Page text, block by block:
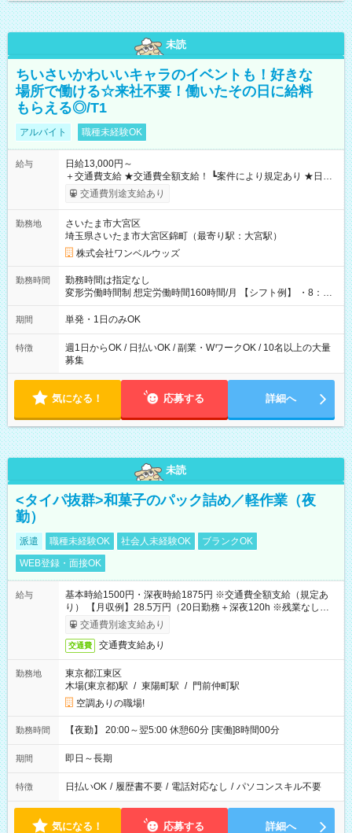
未読
ちいさいかわいいキャラのイベントも！好きな
場所で働ける☆来社不要！働いたその日に給料
もらえる◎/T1
アルバイト 職種未経験OK
給与
日給13,000円～
＋交通費支給 ★交通費全額支給！ ┗案件により規定あり ★日払
いOK！（規定あり） ┗働いたその日に現金GET♪ お仕事後はコ
ンビニATMから 日払い分を引き落とせます！ 【試用期間】試
交通費別途支給あり
勤務地
さいたま市大宮区
埼玉県さいたま市大宮区錦町（最寄り駅：大宮駅）
株式会社ワンベルウッズ
勤務時間
勤務時間は指定なし
変形労働時間制 想定労働時間160時間/月 【シフト例】 ・8：00
～21：00
期間 単発・1日のみOK
特徴
週1日からOK / 日払いOK / 副業・WワークOK / 10名以上の大量
募集
気になる！ 応募する 詳細へ
未読
<タイパ抜群>和菓子のパック詰め／軽作業（夜
勤）
派遣 職種未経験OK 社会人未経験OK
ブランクOK
WEB登録・面接OK
給与
基本時給1500円・深夜時給1875円 ※交通費全額支給（規定あ
り） 【月収例】28.5万円（20日勤務＋深夜120h ※残業なしの場
合）交通費別途支給あり
交通費 交通費支給あり
勤務地
東京都江東区
木場(東京都)駅 / 東陽町駅 / 門前仲町駅
空調ありの職場!
勤務時間 【夜勤】 20:00～翌5:00 休憩60分 [実働]8時間00分
期間 即日～長期
特徴 日払いOK / 履歴書不要 / 電話対応なし / パソコンスキル不要
気になる！ 応募する 詳細へ